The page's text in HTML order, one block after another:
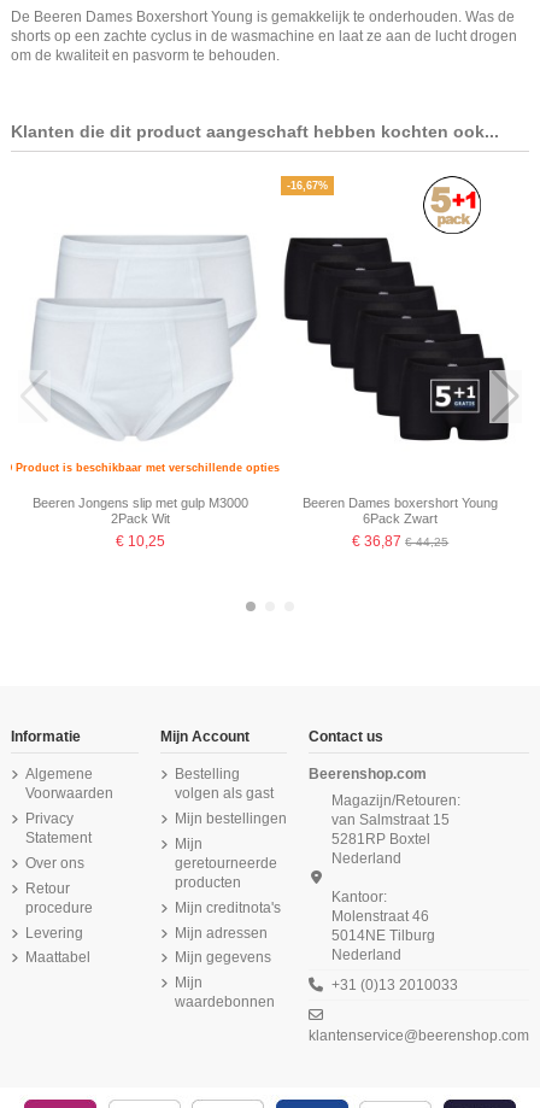
De Beeren Dames Boxershort Young is gemakkelijk te onderhouden. Was de
shorts op een zachte cyclus in de wasmachine en laat ze aan de lucht drogen
om de kwaliteit en pasvorm te behouden.
Klanten die dit product aangeschaft hebben kochten ook...
Product is beschikbaar met verschillende opties
Beeren Jongens slip met gulp M3000
2Pack Wit
€ 10,25
-16,67%
Beeren Dames boxershort Young
6Pack Zwart
€ 36,87€ 44,25
Beeren Dames tailleslip Julia 6Pack
Beeren Dames boxershort Softly met
lange pijp 6Pack Zwart
(4,3/5) uit 4 reviews
€ 56,85
Beeren Kinder Thermo shirt L.M.
Informatie
Algemene
Voorwaarden
Privacy
Statement
Over ons
Retour
procedure
Levering
Maattabel
Mijn Account
Bestelling
volgen als gast
Mijn bestellingen
Mijn
geretourneerde
producten
Mijn creditnota's
Mijn adressen
Mijn gegevens
Mijn
waardebonnen
Contact us
Beerenshop.com
Magazijn/Retouren:
van Salmstraat 15
5281RP Boxtel
Nederland
Kantoor:
Molenstraat 46
5014NE Tilburg
Nederland
+31 (0)13 2010033
klantenservice@beerenshop.com